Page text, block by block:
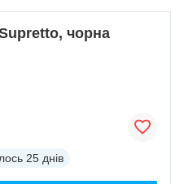
чорна
25 днів